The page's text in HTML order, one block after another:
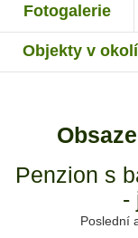
Fotogalerie
Objekty v okolí
Penzion s
-
Poslední